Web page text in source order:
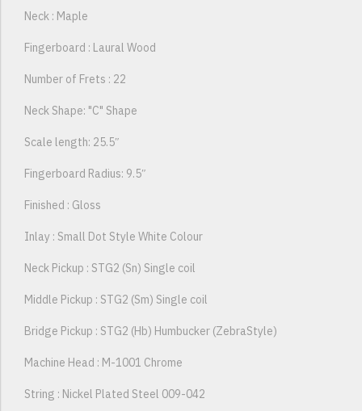
Neck : Maple
Fingerboard : Laural Wood
Number of Frets : 22
Neck Shape: "C" Shape
Scale length: 25.5″
Fingerboard Radius: 9.5″
Finished : Gloss
Inlay : Small Dot Style White Colour
Neck Pickup : STG2 (Sn) Single coil
Middle Pickup : STG2 (Sm) Single coil
Bridge Pickup : STG2 (Hb) Humbucker (ZebraStyle)
Machine Head : M-1001 Chrome
String : Nickel Plated Steel 009-042